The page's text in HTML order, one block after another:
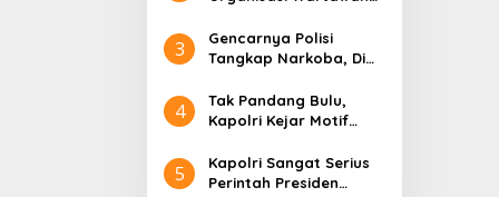
PW FRN
3
Gencarnya Polisi
Tangkap Narkoba, Di
Beda?
4
Tak Pandang Bulu,
Kapolri Kejar Motif
Reskrim, Apa Kata
Kapolda Sumbar
5
Kapolri Sangat Serius
Perintah Presiden